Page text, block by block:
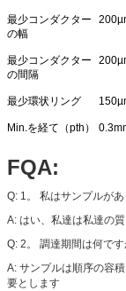
最少コンダクター
の幅
最少コンダクター
の間隔
最少環状リング
Min.を経て（pth）
FQA:
Q: 1。 私はサンプルがあ
A: はい、私達は私達の
Q: 2。 調達期間は何です
A: サンプルは順序の容
要とします